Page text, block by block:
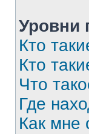
Уровни
Кто
Кто
Что
Где
Как мне